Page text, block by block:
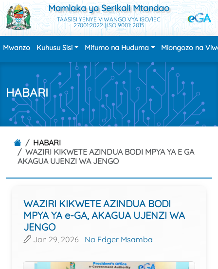
Mamlaka ya Serikali Mtandao
TAASISI YENYE VIWANGO VYA ISO/IEC
27001:2022 | ISO 9001: 2015
Mwanzo Kuhusu Sisi Mifumo na Huduma Miongozo na
HABARI
HABARI
WAZIRI KIKWETE AZINDUA BODI MPYA YA E GA
AKAGUA UJENZI WA JENGO
WAZIRI KIKWETE AZINDUA BODI
MPYA YA e-GA, AKAGUA UJENZI WA
JENGO
Jan 29, 2026 Na Edger Msamba